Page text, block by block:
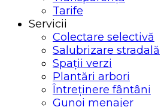
Tarife
Servicii
Colectare selectivă
Salubrizare stradală
Spații verzi
Plantări arbori
Întreținere fântâni
Gunoi menajer